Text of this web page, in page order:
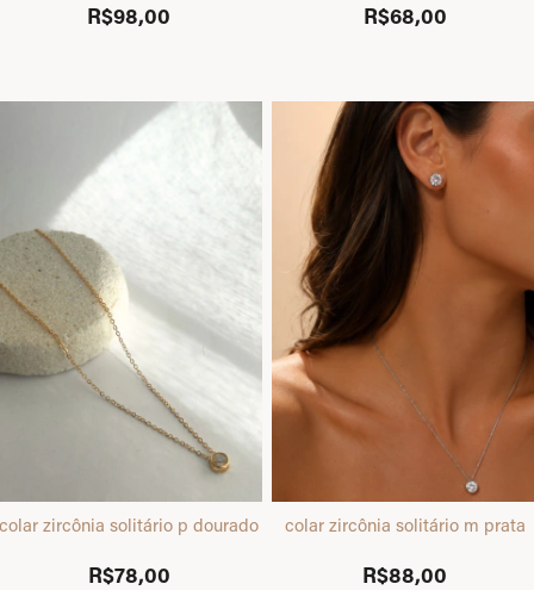
R$98,00 R$68,00
colar zircônia solitário p dourado
R$78,00
colar zircônia solitário m prata
R$88,00